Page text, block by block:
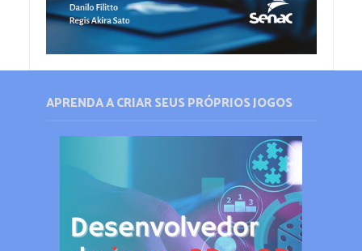
APRENDA A CRIAR SEUS PRÓPRIOS JOGOS